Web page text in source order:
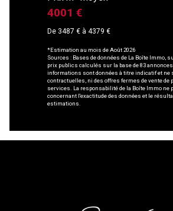
4001 €
De 3487 € à 4379 €
*Estimation au mois de Août 2026
Sources : Bases de données de La Boîte Immo,
prix publics calculés sur la base de 83
informations sont données à titre indicatif et ne
contractuelles, ni des offres fermes de vente de
services. La responsabilité de la Boîte Immo ne
concernant l'exactitude des données et le
estimations.